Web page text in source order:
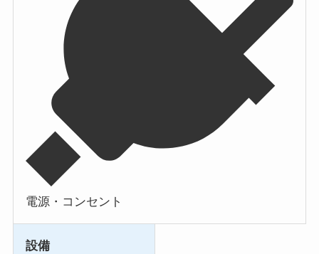
電源・コンセント
設備